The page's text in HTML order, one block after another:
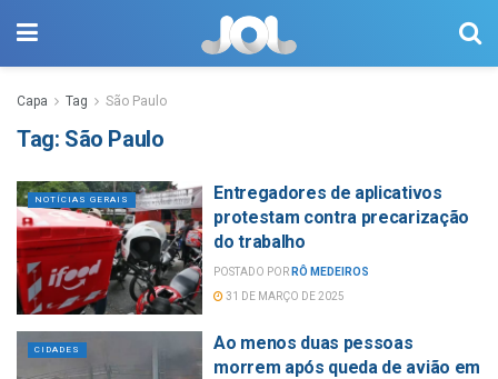
Capa Tag São Paulo
Tag: São Paulo
NOTÍCIAS GERAIS
Entregadores de aplicativos
protestam contra precarização
do trabalho
POSTADO POR RÔ MEDEIROS
31 DE MARÇO DE 2025
CIDADES
Ao menos duas pessoas
morrem após queda de avião em